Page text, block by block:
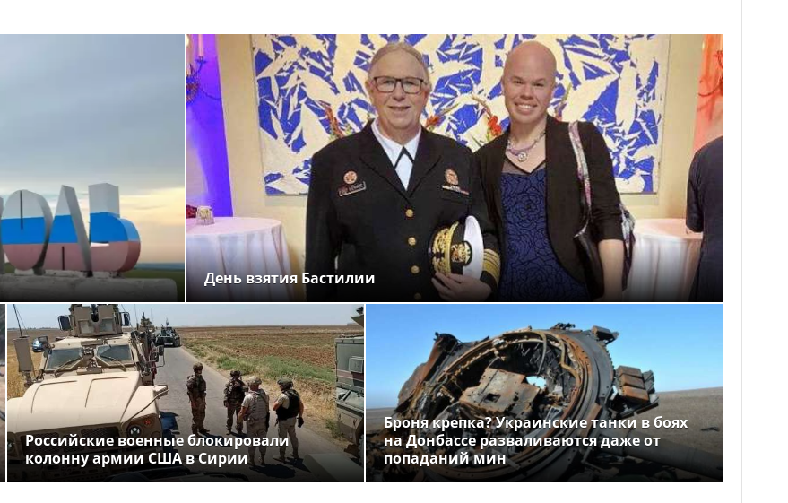
День взятия Бастилии
Российские военные блокировали
колонну армии США в Сирии
Броня крепка? Украинские танки в боях
на Донбассе разваливаются даже от
попаданий мин